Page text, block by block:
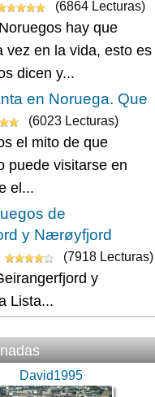
(6864 Lecturas)
hay que
vez en la vida, esto es
dicen y...
en Noruega. Que
(6023 Lecturas)
el mito de que
puede visitarse en
el...
de
y Nærøyfjord
(7918 Lecturas)
y
Lista...
David1995